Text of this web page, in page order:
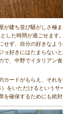
が建ち並び騒がしさ極
した時間が過ごせます。
せず、自分の好きなよ
ョ好きにはたまらない
で、中野でイタリアン
カードがもらえ、それ
をいただけるというサ
を確保するためにも絶対